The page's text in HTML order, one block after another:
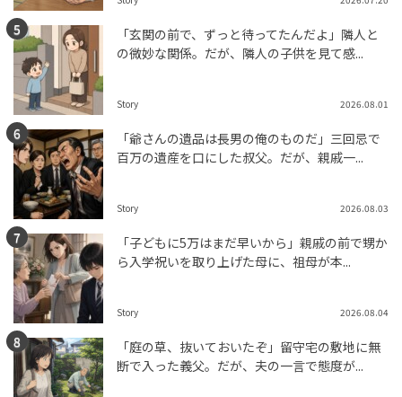
「玄関の前で、ずっと待ってたんだよ」隣人と
の微妙な関係。だが、隣人の子供を見て感...
Story 2026.08.01
「爺さんの遺品は長男の俺のものだ」三回忌で
百万の遺産を口にした叔父。だが、親戚一...
Story 2026.08.03
「子どもに5万はまだ早いから」親戚の前で甥か
ら入学祝いを取り上げた母に、祖母が本...
Story 2026.08.04
「庭の草、抜いておいたぞ」留守宅の敷地に無
断で入った義父。だが、夫の一言で態度が...